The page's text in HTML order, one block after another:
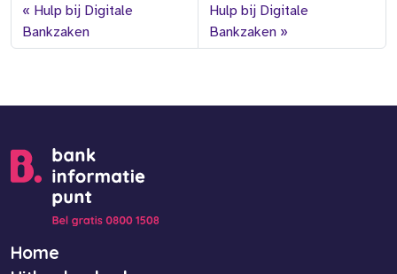
Hulp bij Digitale
Bankzaken
Hulp bij Digitale
Bankzaken
Home